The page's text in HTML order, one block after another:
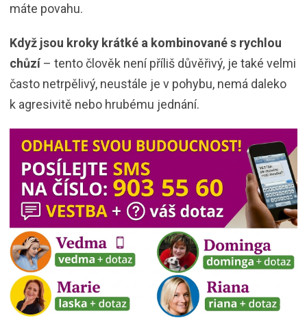
máte povahu.
Když jsou kroky krátké a kombinované s rychlou
chůzí– tento člověk není příliš důvěřivý, je také velmi
často netrpělivý, neustále je v pohybu, nemá daleko
k agresivitě nebo hrubému jednání.